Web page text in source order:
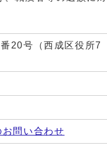
20号（西成区役所7
問い合わせ